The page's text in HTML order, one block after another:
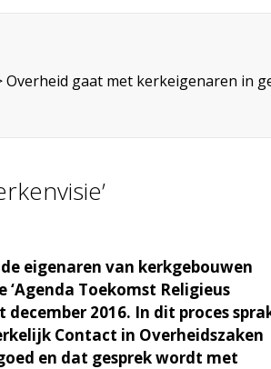
Overheid gaat met kerkeigenaren in
eigenaren van kerkgebouwen
‘Agenda Toekomst Religieus
december 2016. In dit proces
Contact in Overheidszaken
en dat gesprek wordt met